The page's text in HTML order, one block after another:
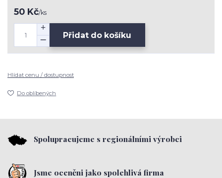
50 Kč/ks
Přidat do košíku
Hlídat cenu / dostupnost
Do oblíbených
Spolupracujeme s regionálními výrobci
Jsme oceněni jako spolehlivá firma